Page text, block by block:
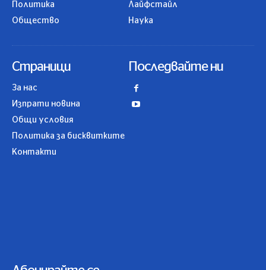
Политика
Общество
Лайфстайл
Наука
Страници
За нас
Изпрати новина
Общи условия
Политика за бисквитките
Контакти
Последвайте ни